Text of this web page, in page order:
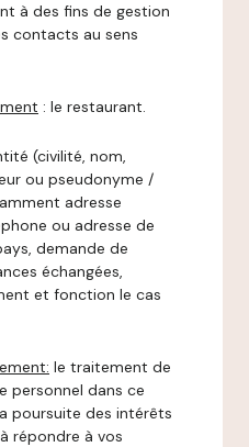
à des fins de gestion
contacts au sens
: le restaurant.
(civilité, nom,
ou pseudonyme /
adresse
ou adresse de
demande de
échangées,
et fonction le cas
le traitement de
personnel dans ce
poursuite des intérêts
répondre à vos